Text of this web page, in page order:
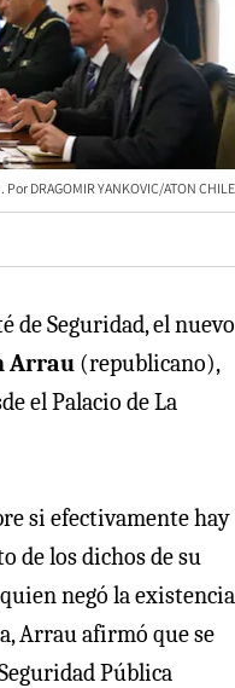
DRAGOMIR YANKOVIC/ATON CHILE
de Seguridad, el nuevo
Arrau (republicano),
el Palacio de La
si efectivamente hay
de los dichos de su
negó la existencia
Arrau afirmó que se
Pública